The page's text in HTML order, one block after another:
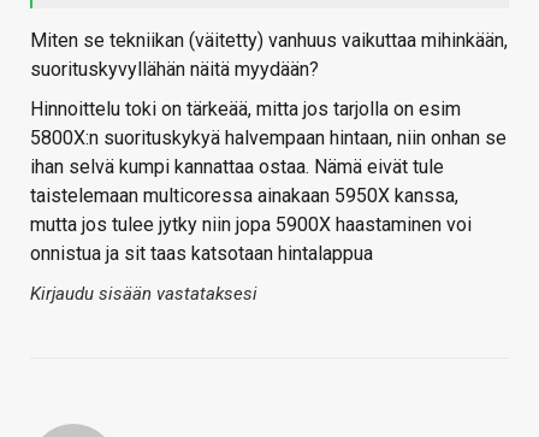
Miten se tekniikan (väitetty) vanhuus vaikuttaa mihinkään,
suorituskyvyllähän näitä myydään?
Hinnoittelu toki on tärkeää, mitta jos tarjolla on esim
5800X:n suorituskykyä halvempaan hintaan, niin onhan se
ihan selvä kumpi kannattaa ostaa. Nämä eivät tule
taistelemaan multicoressa ainakaan 5950X kanssa,
mutta jos tulee jytky niin jopa 5900X haastaminen voi
onnistua ja sit taas katsotaan hintalappua
Kirjaudu sisään vastataksesi